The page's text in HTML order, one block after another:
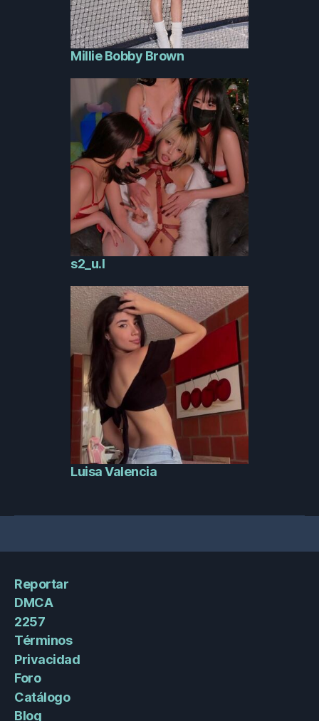
Millie Bobby Brown
s2_u.l
Luisa Valencia
Reportar
DMCA
2257
Términos
Privacidad
Foro
Catálogo
Blog